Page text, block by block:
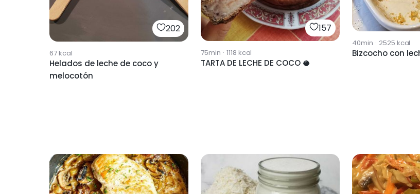
202
67kcal
Helados de leche de coco y
melocotón
157
75min · 1118 kcal
TARTA DE LECHE DE COCO 🥥
40min · 2525 kcal
Bizcocho con